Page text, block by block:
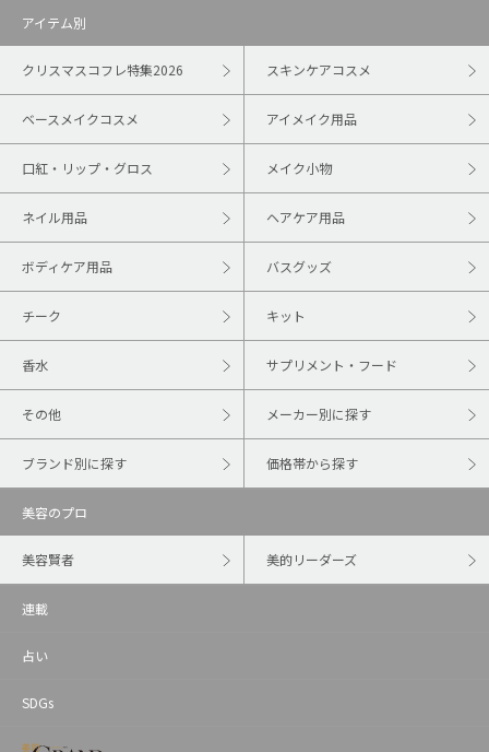
アイテム別
クリスマスコフレ特集2026 スキンケアコスメ
ベースメイクコスメ アイメイク用品
口紅・リップ・グロス メイク小物
ネイル用品 ヘアケア用品
ボディケア用品 バスグッズ
チーク キット
香水 サプリメント・フード
その他 メーカー別に探す
ブランド別に探す 価格帯から探す
美容のプロ
美容賢者 美的リーダーズ
連載
占い
SDGs